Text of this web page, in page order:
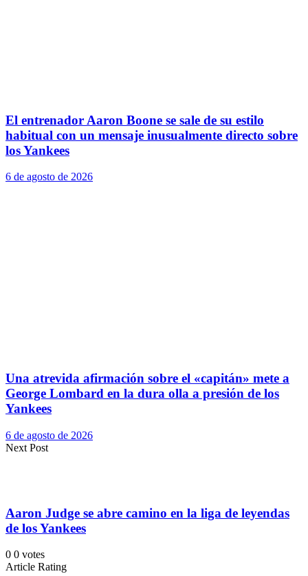
El entrenador Aaron Boone se sale de su estilo
habitual con un mensaje inusualmente directo sobre
los Yankees
6 de agosto de 2026
Una atrevida afirmación sobre el «capitán» mete a
George Lombard en la dura olla a presión de los
Yankees
6 de agosto de 2026
Next Post
Aaron Judge se abre camino en la liga de leyendas
de los Yankees
0 0 votes
Article Rating